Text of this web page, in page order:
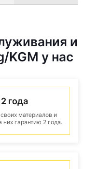
и
KGM у нас
года
материалов и
гарантию 2 года.